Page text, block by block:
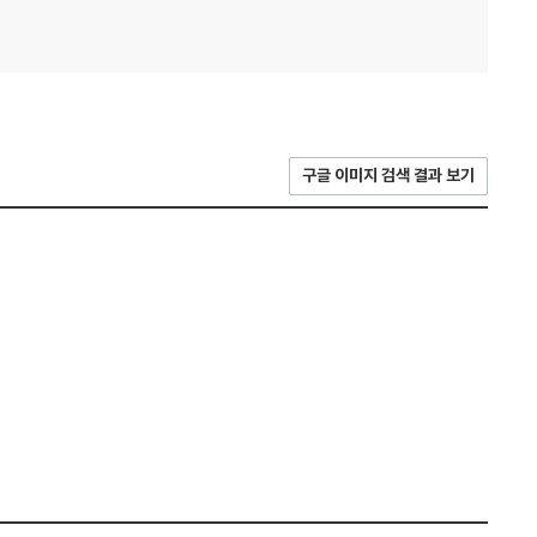
구글 이미지 검색 결과 보기